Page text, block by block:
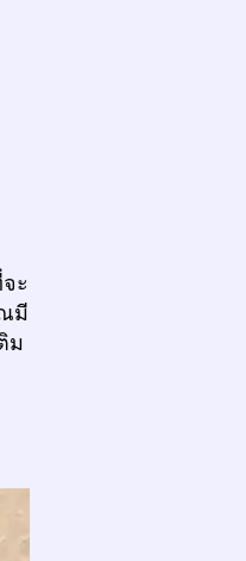
ะ
มี
ม